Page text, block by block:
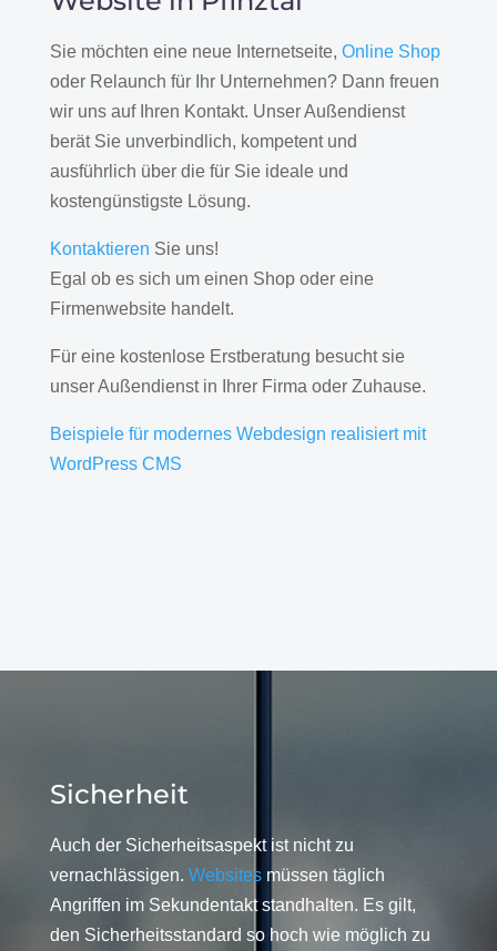
Sie möchten eine neue Internetseite, Online Shop
oder Relaunch für Ihr Unternehmen? Dann freuen
wir uns auf Ihren Kontakt. Unser Außendienst
berät Sie unverbindlich, kompetent und
ausführlich über die für Sie ideale und
kostengünstigste Lösung.
Kontaktieren Sie uns!
Egal ob es sich um einen Shop oder eine
Firmenwebsite handelt.
Für eine kostenlose Erstberatung besucht sie
unser Außendienst in Ihrer Firma oder Zuhause.
Beispiele für modernes Webdesign realisiert mit
WordPress CMS
Sicherheit
Auch der Sicherheitsaspekt ist nicht zu
vernachlässigen. Websitesmüssen täglich
Angriffen im Sekundentakt standhalten. Es gilt,
den Sicherheitsstandard so hoch wie möglich zu